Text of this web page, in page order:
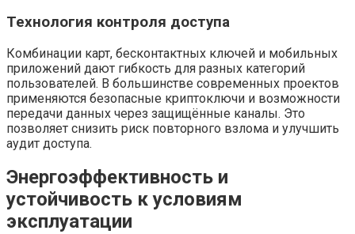
Технология контроля доступа
Комбинации карт, бесконтактных ключей и мобильных
приложений дают гибкость для разных категорий
пользователей. В большинстве современных проектов
применяются безопасные криптоключи и возможности
передачи данных через защищённые каналы. Это
позволяет снизить риск повторного взлома и улучшить
аудит доступа.
Энергоэффективность и
устойчивость к условиям
эксплуатации